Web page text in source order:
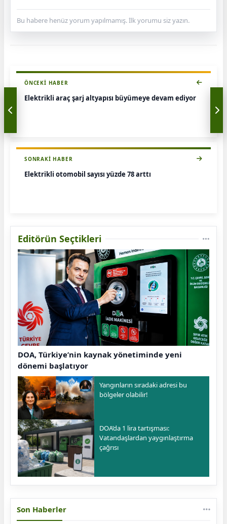
Bu habere henüz yorum yapılmamış. İlk yorumu siz yazın.
ÖNCEKI HABER
Elektrikli araç şarj altyapısı büyümeye devam ediyor
SONRAKI HABER
Elektrikli otomobil sayısı yüzde 78 arttı
Editörün Seçtikleri
DOA, Türkiye’nin kaynak yönetiminde yeni
dönemi başlatıyor
Yangınların sıradaki adresi bu
bölgeler olabilir!
DOA’da 1 lira tartışması:
Vatandaşlardan yaygınlaştırma
çağrısı
Son Haberler